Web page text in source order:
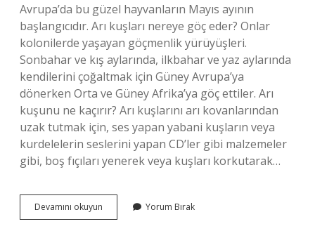
Avrupa’da bu güzel hayvanların Mayıs ayının
başlangıcıdır. Arı kuşları nereye göç eder? Onlar
kolonilerde yaşayan göçmenlik yürüyüşleri.
Sonbahar ve kış aylarında, ilkbahar ve yaz aylarında
kendilerini çoğaltmak için Güney Avrupa’ya
dönerken Orta ve Güney Afrika’ya göç ettiler. Arı
kuşunu ne kaçırır? Arı kuşlarını arı kovanlarından
uzak tutmak için, ses yapan yabani kuşların veya
kurdelelerin seslerini yapan CD’ler gibi malzemeler
gibi, boş fıçıları yenerek veya kuşları korkutarak…
Devamını okuyun
Kuşu
Yorum Bırak